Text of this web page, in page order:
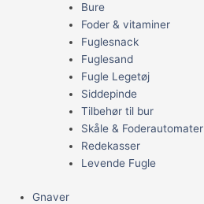
Bure
Foder & vitaminer
Fuglesnack
Fuglesand
Fugle Legetøj
Siddepinde
Tilbehør til bur
Skåle & Foderautomater
Redekasser
Levende Fugle
Gnaver